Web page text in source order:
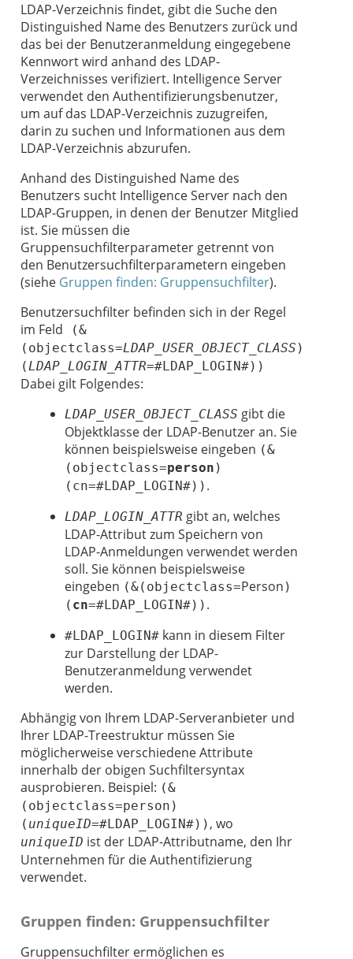
LDAP-Verzeichnis findet, gibt die Suche den
Distinguished Name des Benutzers zurück und
das bei der Benutzeranmeldung eingegebene
Kennwort wird anhand des LDAP-
Verzeichnisses verifiziert. Intelligence Server
verwendet den Authentifizierungsbenutzer,
um auf das LDAP-Verzeichnis zuzugreifen,
darin zu suchen und Informationen aus dem
LDAP-Verzeichnis abzurufen.
Anhand des Distinguished Name des
Benutzers sucht Intelligence Server nach den
LDAP-Gruppen, in denen der Benutzer Mitglied
ist. Sie müssen die
Gruppensuchfilterparameter getrennt von
den Benutzersuchfilterparametern eingeben
(siehe Gruppen finden: Gruppensuchfilter).
Benutzersuchfilter befinden sich in der Regel
im Feld (&
(objectclass=LDAP_USER_OBJECT_CLASS )
( LDAP_LOGIN_ATTR=#LDAP_LOGIN#))
Dabei gilt Folgendes:
LDAP_USER_OBJECT_CLASS gibt die
Objektklasse der LDAP-Benutzer an. Sie
können beispielsweise eingeben (&
(objectclass=person )
(cn=#LDAP_LOGIN#)) .
LDAP_LOGIN_ATTR gibt an, welches
LDAP-Attribut zum Speichern von
LDAP-Anmeldungen verwendet werden
soll. Sie können beispielsweise
eingeben (&(objectclass=Person )
( cn=#LDAP_LOGIN#)) .
#LDAP_LOGIN# kann in diesem Filter
zur Darstellung der LDAP-
Benutzeranmeldung verwendet
werden.
Abhängig von Ihrem LDAP-Serveranbieter und
Ihrer LDAP-Treestruktur müssen Sie
möglicherweise verschiedene Attribute
innerhalb der obigen Suchfiltersyntax
ausprobieren. Beispiel: (&
(objectclass=person)
( uniqueID=#LDAP_LOGIN#)) , wo
uniqueID ist der LDAP-Attributname, den Ihr
Unternehmen für die Authentifizierung
verwendet.
Gruppen finden: Gruppensuchfilter
Gruppensuchfilter ermöglichen es